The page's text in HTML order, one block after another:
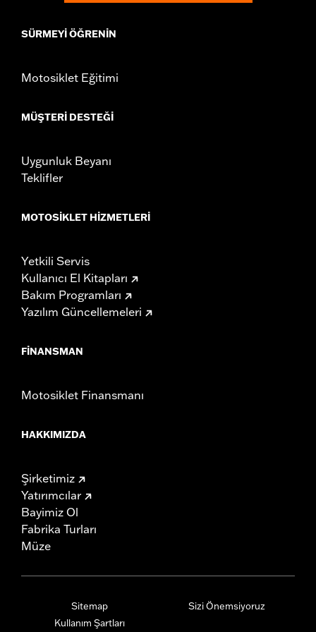
SÜRMEYI ÖĞRENIN
Motosiklet Eğitimi
MÜŞTERI DESTEĞI
Uygunluk Beyanı
Teklifler
MOTOSIKLET HIZMETLERI
Yetkili Servis
Kullanıcı El Kitapları
Bakım Programları
Yazılım Güncellemeleri
FINANSMAN
Motosiklet Finansmanı
HAKKIMIZDA
Şirketimiz
Yatırımcılar
Bayimiz Ol
Fabrika Turları
Müze
Sitemap
Kullanım Şartları
Sizi Önemsiyoruz